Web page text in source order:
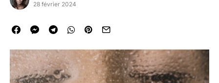
28 février 2024